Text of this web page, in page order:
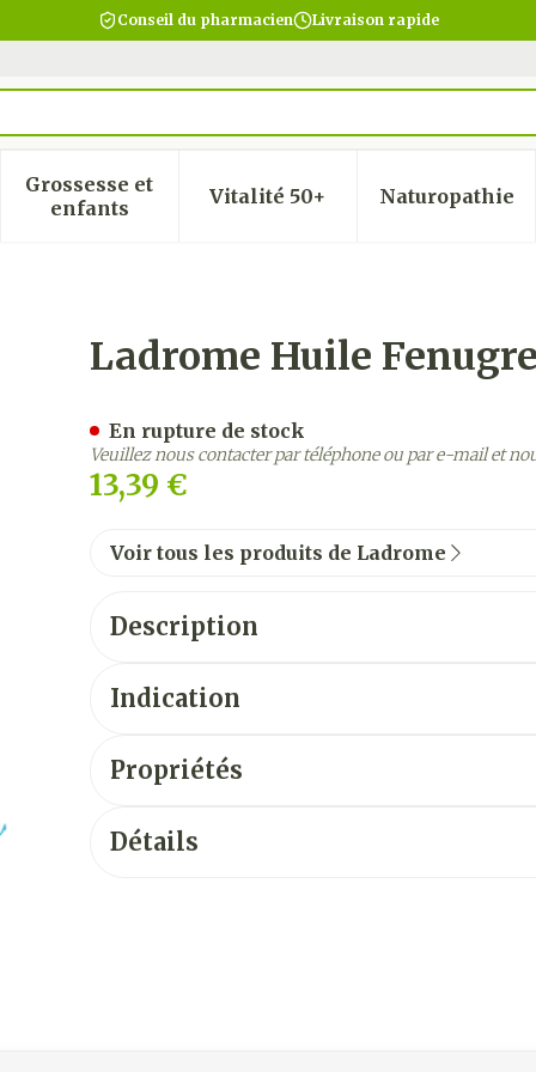
Conseil du pharmacien Livraison rapide
catégorie Beauté, soins et hygiène
sous-menu pour la catégorie Régime,
Grossesse et
enfantsAfficher le sous-menu pour la catégorie
Vitalité 50+Afficher le sous-menu
Naturopathie
Afficher
Ladrome Huile
13,39 €
En rupture de stock
Veuillez nous contacter par téléphone ou par e-mail et
Voir tous les produits de Ladrome
Description
Indication
Propriétés
Détails